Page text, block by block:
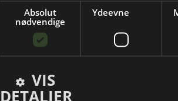
Absolut
nødvendige
Ydeevne
VIS
DETALJER